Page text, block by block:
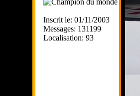
Inscrit le: 01/11/2003
Messages: 131199
Localisation: 93